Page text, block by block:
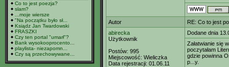
Co to jest poezja?
slam?
...moje wiersze
"Na początku było sł...
Ksiądz Jan Twardowski
FRASZKI
Czy ten portal "umarł"?
Bank wysokooprocento...
playlista- niezapomn...
Czy są przechowywane...
Autor
RE: Co to jest
abirecka
Użytkownik
Postów: 995
Miejscowość: Wieliczka
Data rejestracji: 01.06.11
Dodane dnia
Załatwianie się
poczytałam
gdzie powinna
p...y.